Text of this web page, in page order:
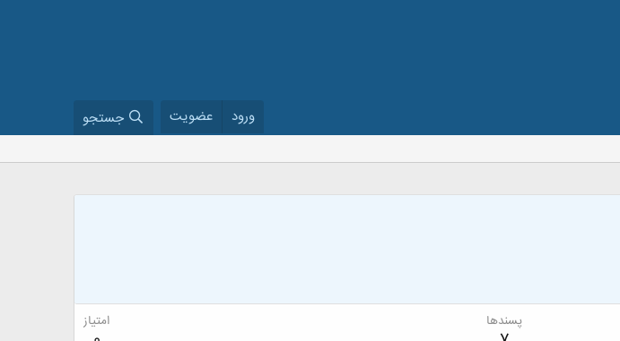
ورود عضویت جستجو
پسندها امتیاز